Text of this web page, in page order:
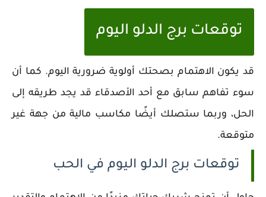
توقعات برج الدلو اليوم
قد يكون الاهتمام بصحتك أولوية ضرورية اليوم. كما أن
سوء تفاهم سابق مع أحد الأصدقاء قد يجد طريقه إلى
الحل، وربما ستصلك أيضًا مكاسب مالية من جهة غير
متوقعة.
توقعات برج الدلو اليوم في الحب